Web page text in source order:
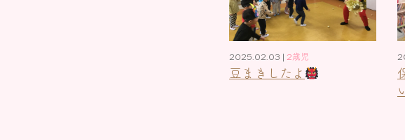
2025.02.03 | 2歳児
豆まきしたよ